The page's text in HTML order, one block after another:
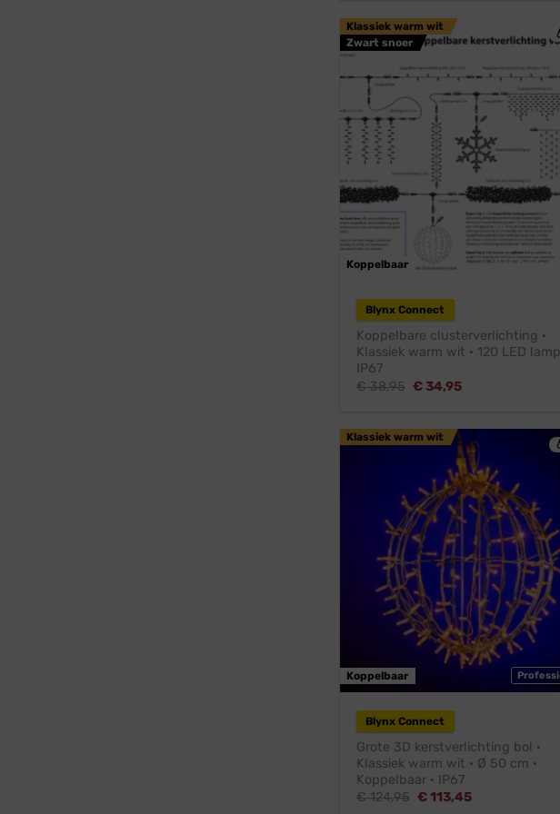
Klassiek warm wit
Zwart snoer
Koppelbaar
Blynx Connect
Koppelbare clusterverlichting ·
Klassiek warm wit · 120 LED
IP67
€38,95 Oorspronkelijke
€34,95Huidige
Klassiek warm wit
Koppelbaar
Blynx Connect
Grote 3D kerstverlichting bol ·
Klassiek warm wit · Ø 50 cm ·
Koppelbaar · IP67
€124,95 Oorspronkelijke
€113,45Huidige